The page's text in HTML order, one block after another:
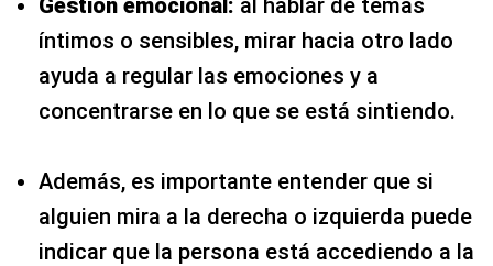
íntimos o sensibles, mirar hacia otro lado
ayuda a regular las emociones y a
concentrarse en lo que se está sintiendo.
Además, es importante entender que si
alguien mira a la derecha o izquierda puede
indicar que la persona está accediendo a la